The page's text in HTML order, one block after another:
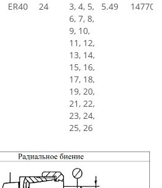
ER40 24
3, 4, 5,
6, 7, 8,
9, 10,
11, 12,
13, 14,
15, 16,
17, 18,
19, 20,
21, 22,
23, 24,
25, 26
5.49 14770